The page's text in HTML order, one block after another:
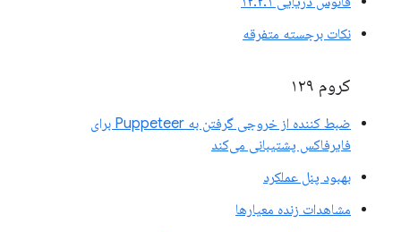
نکات برجسته متفرقه
کروم ۱۲۹
ضبط کننده از خروجی گرفتن به Puppeteer برای
فایرفاکس پشتیبانی می‌کند
بهبود پنل عملکرد
مشاهدات زنده معیارها